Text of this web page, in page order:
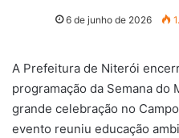
6 de junho de 2026
A Prefeitura de Niterói
programação da Semana do
grande celebração no
evento reuniu educação